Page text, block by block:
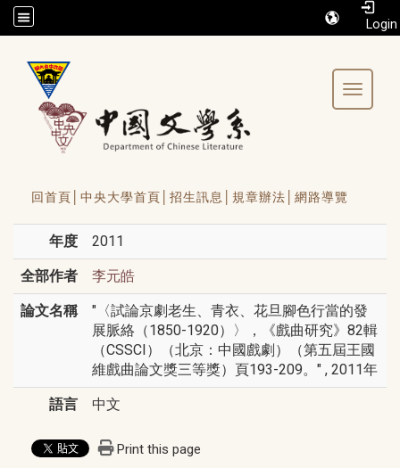
/accesskey"" title="Toolbar">:::
Toggle
回首頁│ 中央大學首頁│ 招生訊息│ 規章辦法│ 網路導覽
年度 2011
全部作者 李元皓
論文名稱
"〈試論京劇老生、青衣、花旦腳色行當的發
展脈絡（1850-1920）〉，《戲曲研究》82輯
（CSSCI）（北京：中國戲劇）（第五屆王國
維戲曲論文獎三等獎）頁193-209。" , 2011年
語言 中文
Print this page